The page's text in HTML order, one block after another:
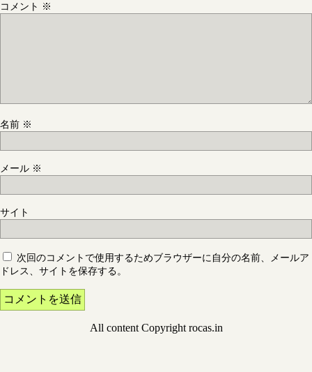
コメント ※
名前 ※
メール ※
サイト
次回のコメントで使用するためブラウザーに自分の名前、メールア
ドレス、サイトを保存する。
All content Copyright rocas.in